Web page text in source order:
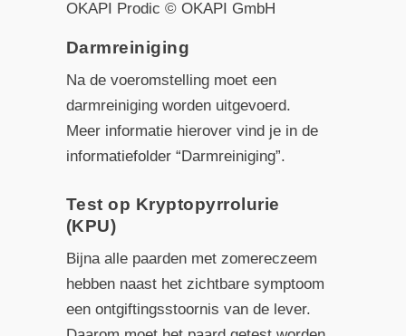
OKAPI Prodic © OKAPI GmbH
Darmreiniging
Na de voeromstelling moet een
darmreiniging worden uitgevoerd.
Meer informatie hierover vind je in de
informatiefolder “Darmreiniging”.
Test op Kryptopyrrolurie
(KPU)
Bijna alle paarden met zomereczeem
hebben naast het zichtbare symptoom
een ontgiftingsstoornis van de lever.